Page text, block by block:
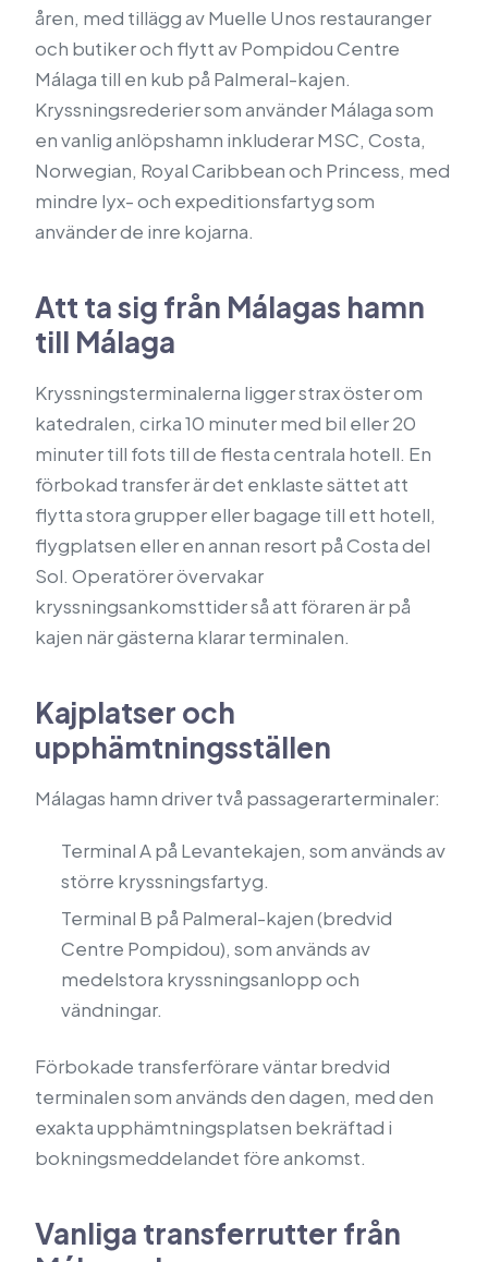
åren, med tillägg av Muelle Unos restauranger
och butiker och flytt av Pompidou Centre
Málaga till en kub på Palmeral-kajen.
Kryssningsrederier som använder Málaga som
en vanlig anlöpshamn inkluderar MSC, Costa,
Norwegian, Royal Caribbean och Princess, med
mindre lyx- och expeditionsfartyg som
använder de inre kojarna.
Att ta sig från Málagas hamn
till Málaga
Kryssningsterminalerna ligger strax öster om
katedralen, cirka 10 minuter med bil eller 20
minuter till fots till de flesta centrala hotell. En
förbokad transfer är det enklaste sättet att
flytta stora grupper eller bagage till ett hotell,
flygplatsen eller en annan resort på Costa del
Sol. Operatörer övervakar
kryssningsankomsttider så att föraren är på
kajen när gästerna klarar terminalen.
Kajplatser och
upphämtningsställen
Málagas hamn driver två passagerarterminaler:
Terminal A på Levantekajen, som används av
större kryssningsfartyg.
Terminal B på Palmeral-kajen (bredvid
Centre Pompidou), som används av
medelstora kryssningsanlopp och
vändningar.
Förbokade transferförare väntar bredvid
terminalen som används den dagen, med den
exakta upphämtningsplatsen bekräftad i
bokningsmeddelandet före ankomst.
Vanliga transferrutter från